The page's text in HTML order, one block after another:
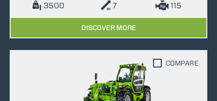
3500 7 115
DISCOVER MORE
COMPARE